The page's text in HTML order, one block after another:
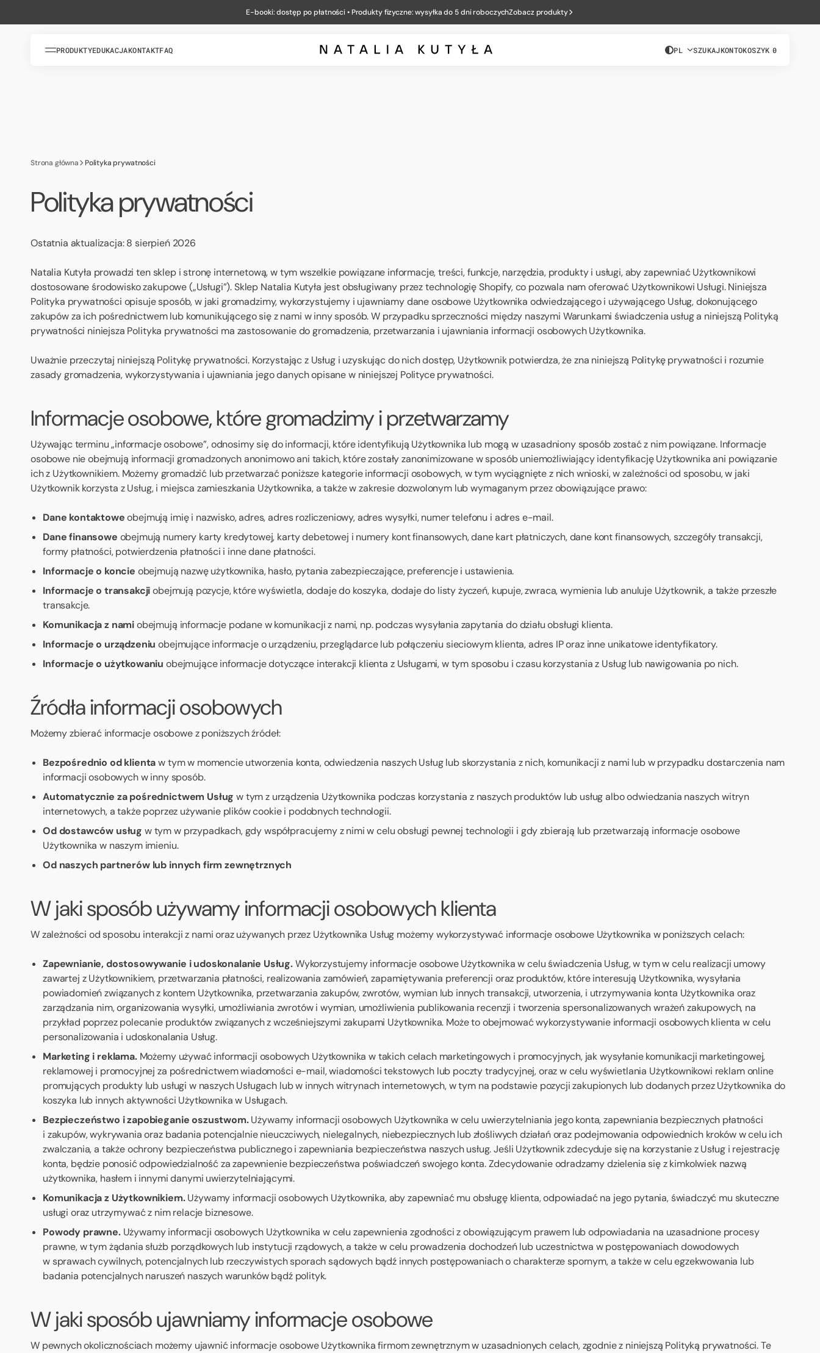
E-booki: dostęp po płatności • Produkty fizyczne: wysyłka do 5 dni roboczychZobacz produkty
PRODUKTYEDUKACJAKONTAKTFAQ PL SZUKAJKONTOKOSZYK 0
Strona główna Polityka prywatności
Polityka prywatności
Ostatnia aktualizacja: 8 sierpień 2026
Natalia Kutyła prowadzi ten sklep i stronę internetową, w tym wszelkie powiązane informacje, treści, funkcje, narzędzia, produkty i usługi, aby zapewniać Użytkownikowi
dostosowane środowisko zakupowe („Usługi”). Sklep Natalia Kutyła jest obsługiwany przez technologię Shopify, co pozwala nam oferować Użytkownikowi Usługi. Niniejsza
Polityka prywatności opisuje sposób, w jaki gromadzimy, wykorzystujemy i ujawniamy dane osobowe Użytkownika odwiedzającego i używającego Usług, dokonującego
zakupów za ich pośrednictwem lub komunikującego się z nami w inny sposób. W przypadku sprzeczności między naszymi Warunkami świadczenia usług a niniejszą Polityką
prywatności niniejsza Polityka prywatności ma zastosowanie do gromadzenia, przetwarzania i ujawniania informacji osobowych Użytkownika.
Uważnie przeczytaj niniejszą Politykę prywatności. Korzystając z Usług i uzyskując do nich dostęp, Użytkownik potwierdza, że zna niniejszą Politykę prywatności i rozumie
zasady gromadzenia, wykorzystywania i ujawniania jego danych opisane w niniejszej Polityce prywatności.
Informacje osobowe, które gromadzimy i przetwarzamy
Używając terminu „informacje osobowe”, odnosimy się do informacji, które identyfikują Użytkownika lub mogą w uzasadniony sposób zostać z nim powiązane. Informacje
osobowe nie obejmują informacji gromadzonych anonimowo ani takich, które zostały zanonimizowane w sposób uniemożliwiający identyfikację Użytkownika ani powiązanie
ich z Użytkownikiem. Możemy gromadzić lub przetwarzać poniższe kategorie informacji osobowych, w tym wyciągnięte z nich wnioski, w zależności od sposobu, w jaki
Użytkownik korzysta z Usług, i miejsca zamieszkania Użytkownika, a także w zakresie dozwolonym lub wymaganym przez obowiązujące prawo:
Dane kontaktoweobejmują imię i nazwisko, adres, adres rozliczeniowy, adres wysyłki, numer telefonu i adres e-mail.
Dane finansowe obejmują numery karty kredytowej, karty debetowej i numery kont finansowych, dane kart płatniczych, dane kont finansowych, szczegóły transakcji,
formy płatności, potwierdzenia płatności i inne dane płatności.
Informacje o koncie obejmują nazwę użytkownika, hasło, pytania zabezpieczające, preferencje i ustawienia.
Informacje o transakcjiobejmują pozycje, które wyświetla, dodaje do koszyka, dodaje do listy życzeń, kupuje, zwraca, wymienia lub anuluje Użytkownik, a także przeszłe
transakcje.
Komunikacja z namiobejmują informacje podane w komunikacji z nami, np. podczas wysyłania zapytania do działu obsługi klienta.
Informacje o urządzeniu obejmujące informacje o urządzeniu, przeglądarce lub połączeniu sieciowym klienta, adres IP oraz inne unikatowe identyfikatory.
Informacje o użytkowaniu obejmujące informacje dotyczące interakcji klienta z Usługami, w tym sposobu i czasu korzystania z Usług lub nawigowania po nich.
Źródła informacji osobowych
Możemy zbierać informacje osobowe z poniższych źródeł:
Bezpośrednio od klientaw tym w momencie utworzenia konta, odwiedzenia naszych Usług lub skorzystania z nich, komunikacji z nami lub w przypadku dostarczenia nam
informacji osobowych w inny sposób.
Automatycznie za pośrednictwem Usług w tym z urządzenia Użytkownika podczas korzystania z naszych produktów lub usług albo odwiedzania naszych witryn
internetowych, a także poprzez używanie plików cookie i podobnych technologii.
Od dostawców usług w tym w przypadkach, gdy współpracujemy z nimi w celu obsługi pewnej technologii i gdy zbierają lub przetwarzają informacje osobowe
Użytkownika w naszym imieniu.
Od naszych partnerów lub innych firm zewnętrznych
W jaki sposób używamy informacji osobowych klienta
W zależności od sposobu interakcji z nami oraz używanych przez Użytkownika Usług możemy wykorzystywać informacje osobowe Użytkownika w poniższych celach:
Zapewnianie, dostosowywanie i udoskonalanie Usług.Wykorzystujemy informacje osobowe Użytkownika w celu świadczenia Usług, w tym w celu realizacji umowy
zawartej z Użytkownikiem, przetwarzania płatności, realizowania zamówień, zapamiętywania preferencji oraz produktów, które interesują Użytkownika, wysyłania
powiadomień związanych z kontem Użytkownika, przetwarzania zakupów, zwrotów, wymian lub innych transakcji, utworzenia, i utrzymywania konta Użytkownika oraz
zarządzania nim, organizowania wysyłki, umożliwiania zwrotów i wymian, umożliwienia publikowania recenzji i tworzenia spersonalizowanych wrażeń zakupowych, na
przykład poprzez polecanie produktów związanych z wcześniejszymi zakupami Użytkownika. Może to obejmować wykorzystywanie informacji osobowych klienta w celu
personalizowania i udoskonalania Usług.
Marketing i reklama.Możemy używać informacji osobowych Użytkownika w takich celach marketingowych i promocyjnych, jak wysyłanie komunikacji marketingowej,
reklamowej i promocyjnej za pośrednictwem wiadomości e-mail, wiadomości tekstowych lub poczty tradycyjnej, oraz w celu wyświetlania Użytkownikowi reklam online
promujących produkty lub usługi w naszych Usługach lub w innych witrynach internetowych, w tym na podstawie pozycji zakupionych lub dodanych przez Użytkownika do
koszyka lub innych aktywności Użytkownika w Usługach.
Bezpieczeństwo i zapobieganie oszustwom.Używamy informacji osobowych Użytkownika w celu uwierzytelniania jego konta, zapewniania bezpiecznych płatności
i zakupów, wykrywania oraz badania potencjalnie nieuczciwych, nielegalnych, niebezpiecznych lub złośliwych działań oraz podejmowania odpowiednich kroków w celu ich
zwalczania, a także ochrony bezpieczeństwa publicznego i zapewniania bezpieczeństwa naszych usług. Jeśli Użytkownik zdecyduje się na korzystanie z Usług i rejestrację
konta, będzie ponosić odpowiedzialność za zapewnienie bezpieczeństwa poświadczeń swojego konta. Zdecydowanie odradzamy dzielenia się z kimkolwiek nazwą
użytkownika, hasłem i innymi danymi uwierzytelniającymi.
Komunikacja z Użytkownikiem.Używamy informacji osobowych Użytkownika, aby zapewniać mu obsługę klienta, odpowiadać na jego pytania, świadczyć mu skuteczne
usługi oraz utrzymywać z nim relacje biznesowe.
Powody prawne.Używamy informacji osobowych Użytkownika w celu zapewnienia zgodności z obowiązującym prawem lub odpowiadania na uzasadnione procesy
prawne, w tym żądania służb porządkowych lub instytucji rządowych, a także w celu prowadzenia dochodzeń lub uczestnictwa w postępowaniach dowodowych
w sprawach cywilnych, potencjalnych lub rzeczywistych sporach sądowych bądź innych postępowaniach o charakterze spornym, a także w celu egzekwowania lub
badania potencjalnych naruszeń naszych warunków bądź polityk.
W jaki sposób ujawniamy informacje osobowe
W pewnych okolicznościach możemy ujawnić informacje osobowe Użytkownika firmom zewnętrznym w uzasadnionych celach, zgodnie z niniejszą Polityką prywatności. Te